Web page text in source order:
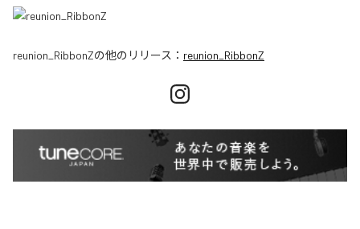
reunion_RibbonZの他のリリース： reunion_RibbonZ